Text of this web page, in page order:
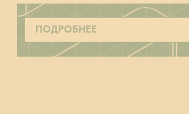
ПОДРОБНЕЕ